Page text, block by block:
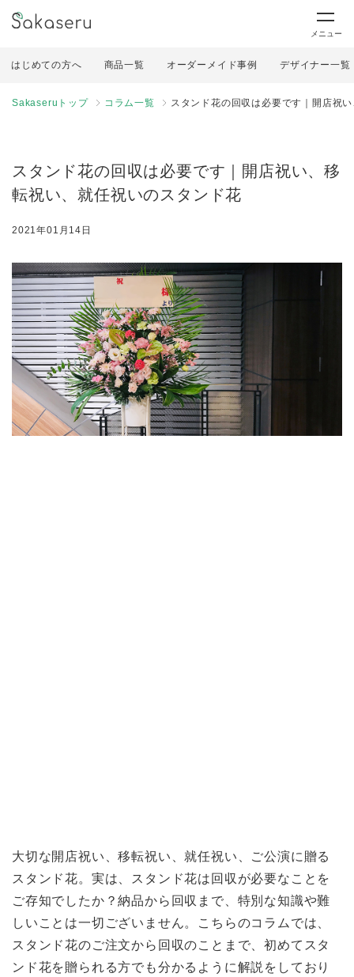
メニュー
はじめての方へ 商品一覧 オーダーメイド事例 デザイナー一覧
Sakaseruトップ コラム一覧 スタンド花の回収は必要です｜開店祝
スタンド花の回収は必要です｜開店祝い、移
転祝い、就任祝いのスタンド花
2021年01月14日
大切な開店祝い、移転祝い、就任祝い、ご公演に贈る
スタンド花。実は、スタンド花は回収が必要なことを
ご存知でしたか？納品から回収まで、特別な知識や難
しいことは一切ございません。こちらのコラムでは、
スタンド花のご注文から回収のことまで、初めてスタ
ンド花を贈られる方でも分かるように解説をしており